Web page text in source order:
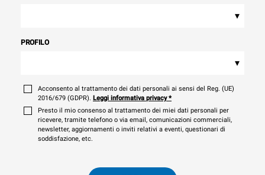
▾
PROFILO
▾
Acconsento al trattamento dei dati personali ai sensi del Reg. (UE)
2016/679 (GDPR). Leggi informativa privacy*
Presto il mio consenso al trattamento dei miei dati personali per
ricevere, tramite telefono o via email, comunicazioni commerciali,
newsletter, aggiornamenti o inviti relativi a eventi, questionari di
soddisfazione, etc.